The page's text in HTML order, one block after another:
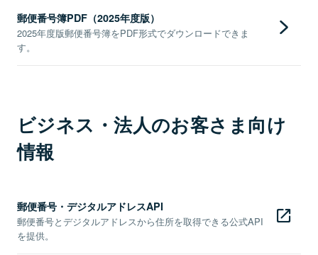
郵便番号簿PDF（2025年度版）
2025年度版郵便番号簿をPDF形式でダウンロードできま
す。
ビジネス・法人のお客さま向け
情報
郵便番号・デジタルアドレスAPI
郵便番号とデジタルアドレスから住所を取得できる公式API
を提供。